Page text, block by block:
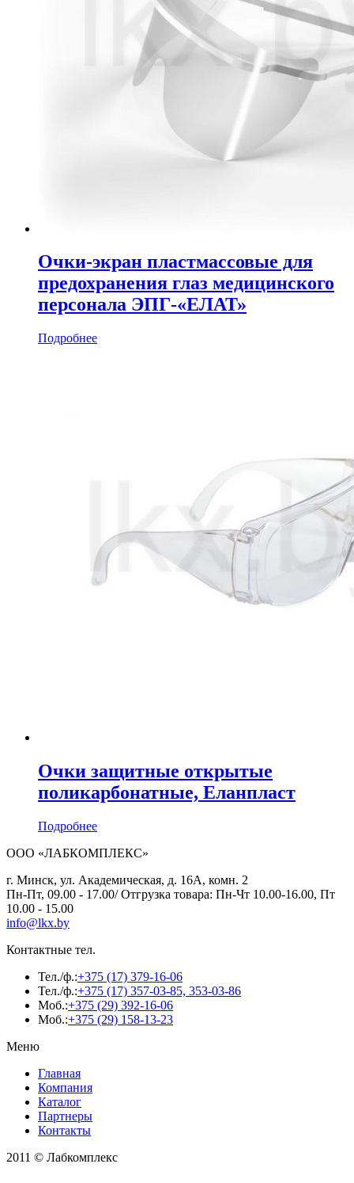
Очки-экран пластмассовые для
предохранения глаз медицинского
персонала ЭПГ-«ЕЛАТ»
Подробнее
Очки защитные открытые
поликарбонатные, Еланпласт
Подробнее
ООО «ЛАБКОМПЛЕКС»
г. Минск, ул. Академическая, д. 16А, комн. 2
Пн-Пт, 09.00 - 17.00/ Отгрузка товара: Пн-Чт 10.00-16.00, Пт
10.00 - 15.00
info@lkx.by
Контактные тел.
Тел./ф.:+375 (17) 379-16-06
Тел./ф.:+375 (17) 357-03-85, 353-03-86
Моб.:+375 (29) 392-16-06
Моб.:+375 (29) 158-13-23
Меню
Главная
Компания
Каталог
Партнеры
Контакты
2011 © Лабкомплекс